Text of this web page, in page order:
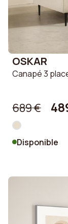
OSKAR
Canapé 3
689 €
Disponible